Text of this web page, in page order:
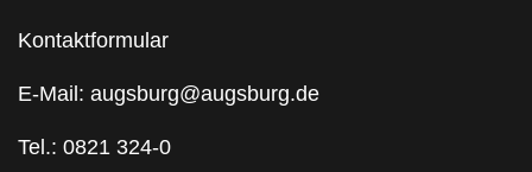
Kontaktformular
E-Mail: augsburg@augsburg.de
Tel.: 0821 324-0